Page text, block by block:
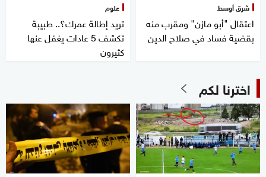
شرق أوسط
اعتقال "أبو مازن" ومقرب منه
بقضية فساد في صلاح الدين
علوم
تريد إطالة عمرك؟.. طبيبة
تكشف 5 عادات يغفل عنها
كثيرون
اخترنا لكم